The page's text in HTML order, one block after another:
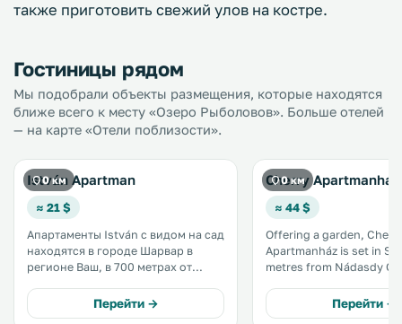
также приготовить свежий улов на костре.
Гостиницы рядом
Мы подобрали объекты размещения, которые находятся
ближе всего к месту «Озеро Рыболовов». Больше отелей
— на карте «Отели поблизости».
0 км
István Apartman
≈ 21 $
Апартаменты István с видом на сад
находятся в городе Шарвар в
регионе Ваш, в 700 метрах от
гостей принадлежности для
барбекю. До оздоровительного
Перейти →
0 км
Cherry Apartmanház
≈ 44 $
Offering a garden,
Apartmanház is set in
metres from Nádasdy
km from the property. Free WiFi is
offered throughout the
Перейти →